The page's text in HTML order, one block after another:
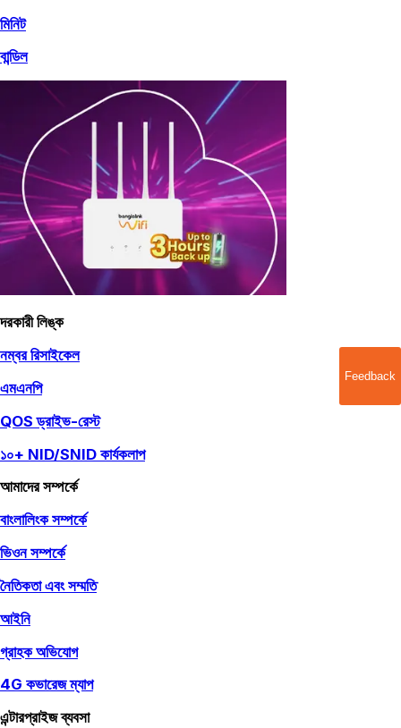
মিনিট
বান্ডিল
দরকারী লিঙ্ক
নম্বর রিসাইকেল
এমএনপি
QOS ড্রাইভ-রেস্ট
১০+ NID/SNID কার্যকলাপ
আমাদের সম্পর্কে
বাংলালিংক সম্পর্কে
ভিওন সম্পর্কে
নৈতিকতা এবং সম্মতি
আইনি
গ্রাহক অভিযোগ
4G কভারেজ ম্যাপ
এন্টারপ্রাইজ ব্যবসা
Feedback